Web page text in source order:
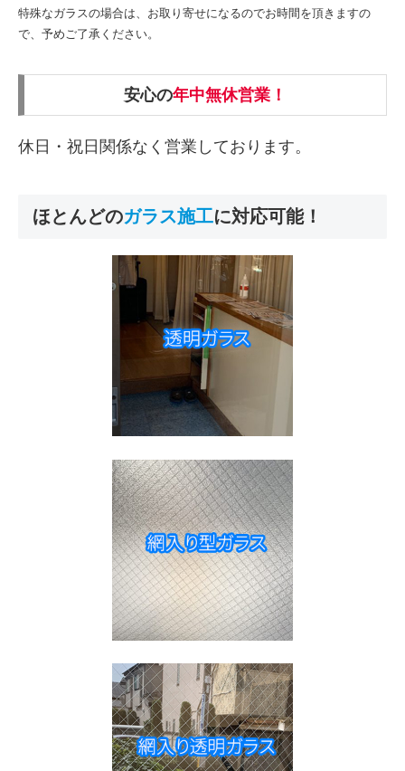
特殊なガラスの場合は、お取り寄せになるのでお時間を頂きますの
で、予めご了承ください。
安心の年中無休営業！
休日・祝日関係なく営業しております。
ほとんどのガラス施工に対応可能！